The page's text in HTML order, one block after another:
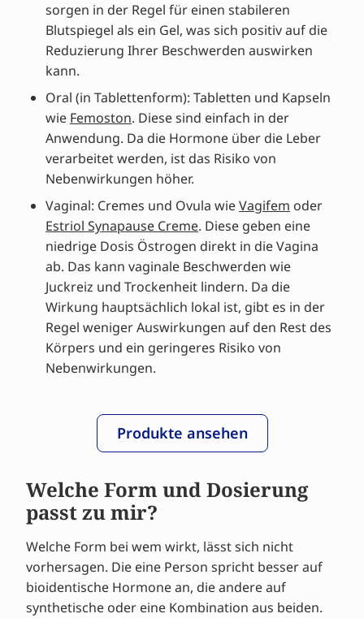
sorgen in der Regel für einen stabileren
Blutspiegel als ein Gel, was sich positiv auf die
Reduzierung Ihrer Beschwerden auswirken
kann.
Oral (in Tablettenform): Tabletten und Kapseln
wie Femoston. Diese sind einfach in der
Anwendung. Da die Hormone über die Leber
verarbeitet werden, ist das Risiko von
Nebenwirkungen höher.
Vaginal: Cremes und Ovula wieVagifem oder
Estriol Synapause Creme. Diese geben eine
niedrige Dosis Östrogen direkt in die Vagina
ab. Das kann vaginale Beschwerden wie
Juckreiz und Trockenheit lindern. Da die
Wirkung hauptsächlich lokal ist, gibt es in der
Regel weniger Auswirkungen auf den Rest des
Körpers und ein geringeres Risiko von
Nebenwirkungen.
Produkte ansehen
Welche Form und Dosierung
passt zu mir?
Welche Form bei wem wirkt, lässt sich nicht
vorhersagen. Die eine Person spricht besser auf
bioidentische Hormone an, die andere auf
synthetische oder eine Kombination aus beiden.